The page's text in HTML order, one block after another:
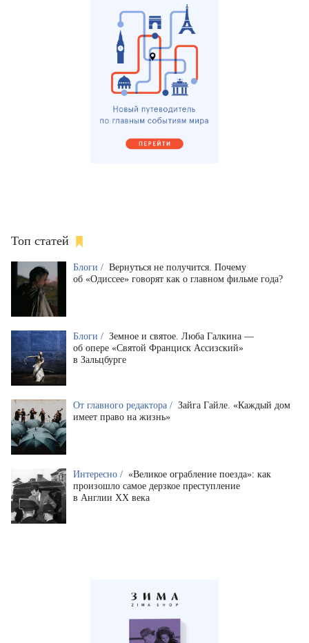
Топ статей
Блоги / Вернуться не получится. Почему
об «Одиссее» говорят как о главном фильме года?
Блоги / Земное и святое. Люба Галкина —
об опере «Святой Франциск Ассизский»
в Зальцбурге
От главного редактора / Зайга Гайле. «Каждый дом
имеет право на жизнь»
Интересно / «Великое ограбление поезда»: как
произошло самое дерзкое преступление
в Англии XX века